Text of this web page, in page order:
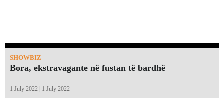
SHOWBIZ
Bora, ekstravagante në fustan të bardhë
1 July 2022 | 1 July 2022